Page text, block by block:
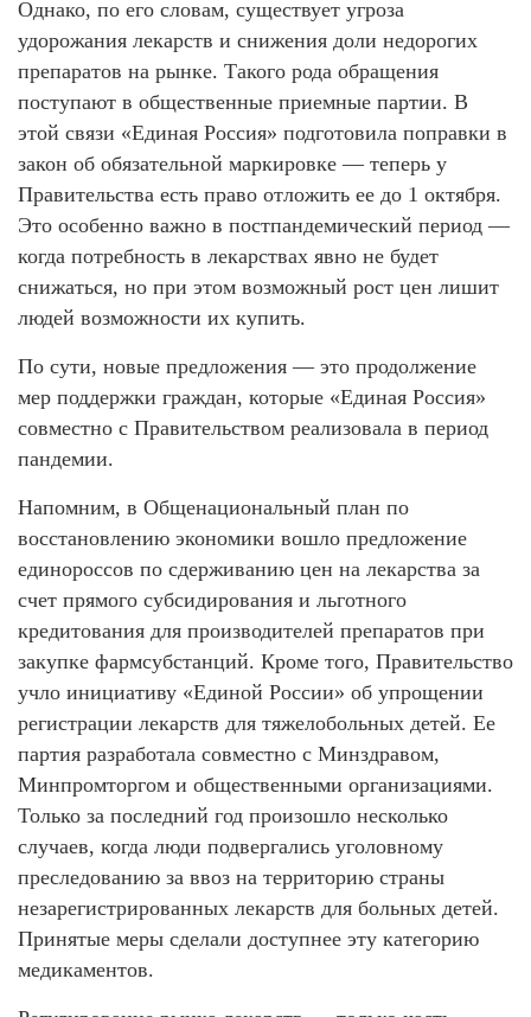
Однако, по его словам, существует угроза
удорожания лекарств и снижения доли недорогих
препаратов на рынке. Такого рода обращения
поступают в общественные приемные партии. В
этой связи «Единая Россия» подготовила поправки в
закон об обязательной маркировке — теперь у
Правительства есть право отложить ее до 1 октября.
Это особенно важно в постпандемический период —
когда потребность в лекарствах явно не будет
снижаться, но при этом возможный рост цен лишит
людей возможности их купить.
По сути, новые предложения — это продолжение
мер поддержки граждан, которые «Единая Россия»
совместно с Правительством реализовала в период
пандемии.
Напомним, в Общенациональный план по
восстановлению экономики вошло предложение
единороссов по сдерживанию цен на лекарства за
счет прямого субсидирования и льготного
кредитования для производителей препаратов при
закупке фармсубстанций. Кроме того, Правительство
учло инициативу «Единой России» об упрощении
регистрации лекарств для тяжелобольных детей. Ее
партия разработала совместно с Минздравом,
Минпромторгом и общественными организациями.
Только за последний год произошло несколько
случаев, когда люди подвергались уголовному
преследованию за ввоз на территорию страны
незарегистрированных лекарств для больных детей.
Принятые меры сделали доступнее эту категорию
медикаментов.